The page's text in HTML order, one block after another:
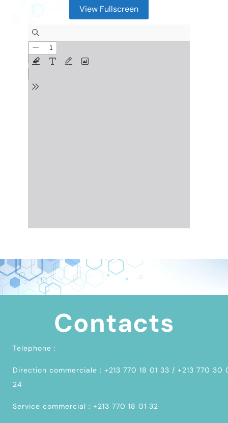
View Fullscreen
Contacts
Telephone :
Direction commerciale : +213 770 18 01 33 / +213 770 30
24
Service commercial : +213 770 18 01 32